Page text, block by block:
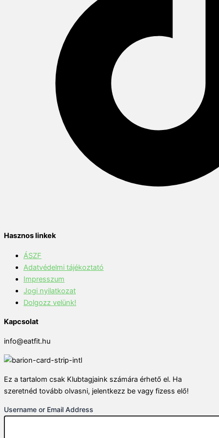
Hasznos linkek
ÁSZF
Adatvédelmi tájékoztató
Impresszum
Jogi nyilatkozat
Dolgozz velünk!
Kapcsolat
info@eatfit.hu
Ez a tartalom csak Klubtagjaink számára érhető el. Ha
szeretnéd tovább olvasni, jelentkezz be vagy fizess elő!
Username or Email Address